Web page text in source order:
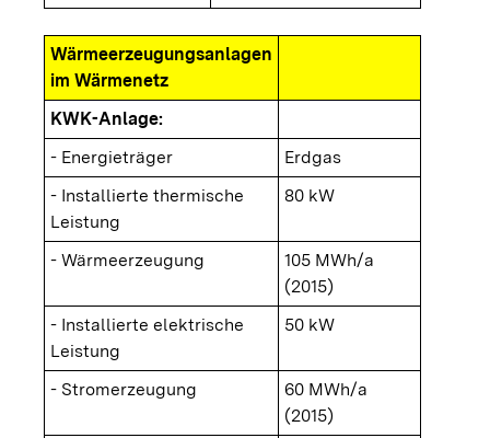
Wärmeerzeugungsanlagen
im Wärmenetz
KWK-Anlage:
- Energieträger
Erdgas
- Installierte thermische
Leistung
80 kW
- Wärmeerzeugung
105 MWh/a
(2015)
- Installierte elektrische
Leistung
50 kW
- Stromerzeugung
60 MWh/a
(2015)